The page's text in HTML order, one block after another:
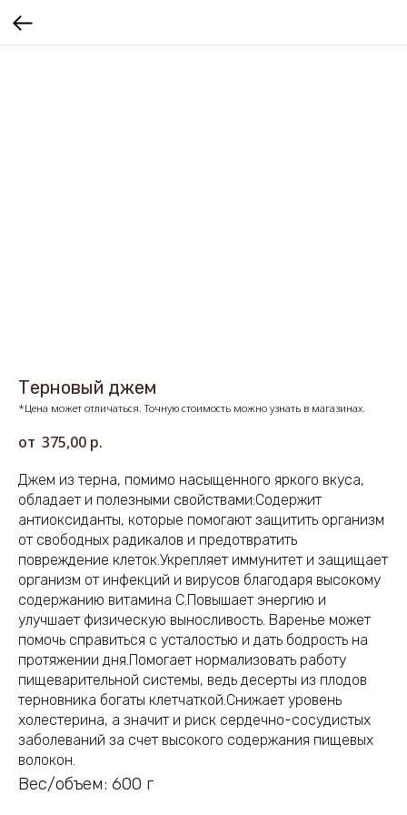
Терновый джем
*Цена может отличаться. Точную стоимость можно узнать в магазинах.
375,00 р.
Джем из терна, помимо насыщенного яркого вкуса,
обладает и полезными свойствами:Содержит
антиоксиданты, которые помогают защитить организм
от свободных радикалов и предотвратить
повреждение клеток.Укрепляет иммунитет и защищает
организм от инфекций и вирусов благодаря высокому
содержанию витамина С.Повышает энергию и
улучшает физическую выносливость. Варенье может
помочь справиться с усталостью и дать бодрость на
протяжении дня.Помогает нормализовать работу
пищеварительной системы, ведь десерты из плодов
терновника богаты клетчаткой.Снижает уровень
холестерина, а значит и риск сердечно-сосудистых
заболеваний за счет высокого содержания пищевых
волокон.
Вес/объем: 600 г